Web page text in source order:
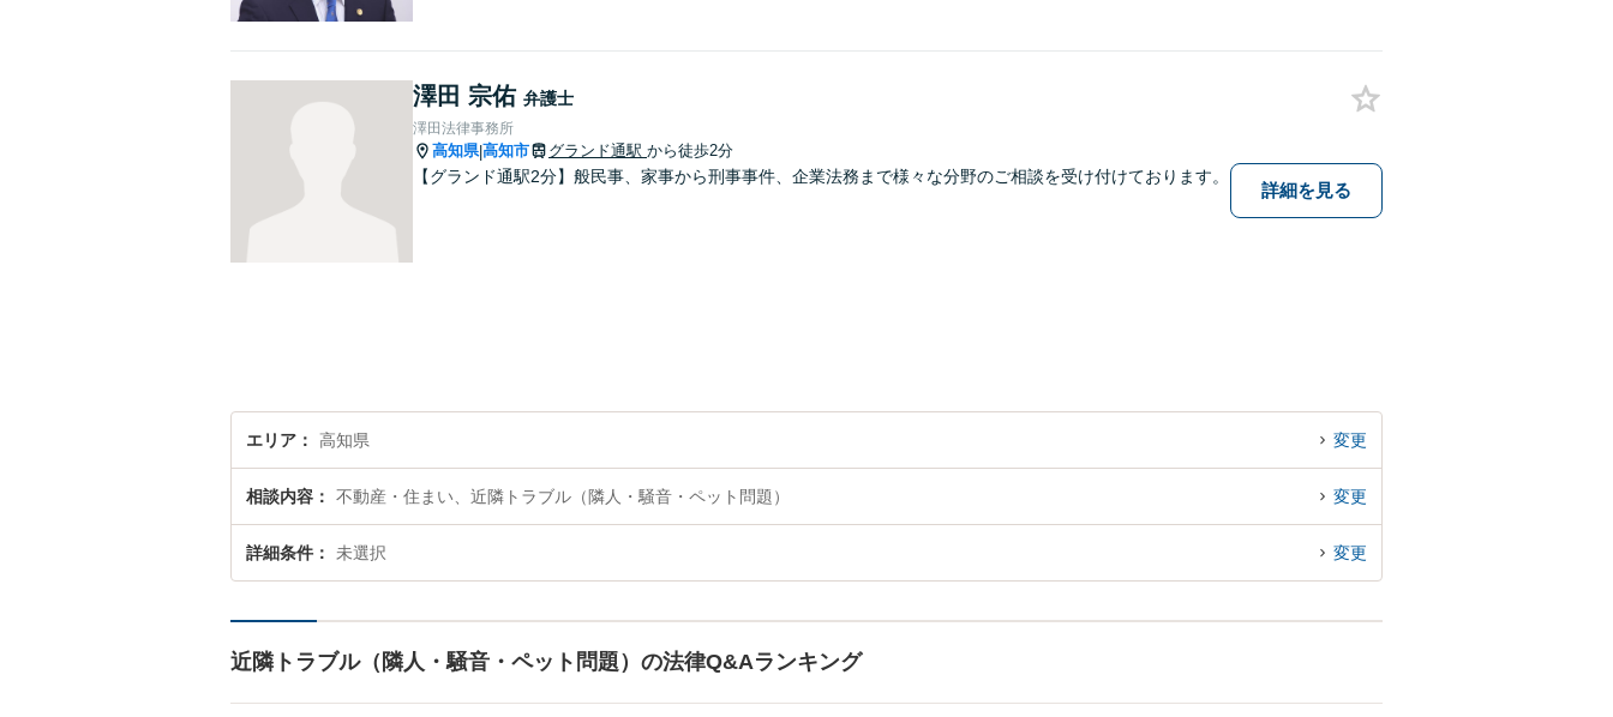
澤田 宗佑 弁護士
澤田法律事務所
高知県|高知市 グランド通駅 から徒歩2分
【グランド通駅2分】般民事、家事から刑事事件、企業法務まで様々な分野のご相談を受け付けております。
詳細を見る
エリア 高知県 変更
相談内容 不動産・住まい、近隣トラブル（隣人・騒音・ペット問題） 変更
詳細条件 未選択 変更
近隣トラブル（隣人・騒音・ペット問題）の法律Q&Aランキング